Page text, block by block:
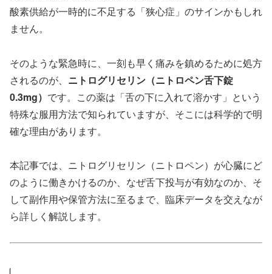
酸素供給が一時的に不足する「狭心症」のサインかもしれ
ません。
そのような緊急時に、一刻も早く痛みを鎮めるために処方
されるのが、 ニトログリセリン（ニトロペン舌下錠
0.3mg） です。この薬は「舌の下に入れて溶かす」という
特殊な服用方法で知られていますが、そこには科学的で明
確な理由があります。
本記事では、ニトログリセリン（ニトロペン）が心臓にど
のように働きかけるのか、なぜ舌下投与が有効なのか、そ
して副作用や保管方法に至るまで、臨床データを交えなが
ら詳しく解説します。